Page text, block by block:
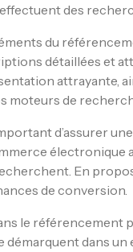
des
du
détaillées et
attrayante,
moteurs de
d’assurer
électronique
En
de conversion.
le référencement
démarquent dans